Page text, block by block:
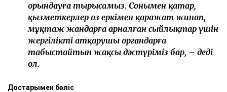
орындауға тырысамыз. Сонымен қатар,
қызметкерлер өз еркімен қаражат жинап,
мұқтаж жандарға арналған сыйлықтар үшін
жергілікті атқарушы органдарға
табыстайтын жақсы дәстүріміз бар, – деді
ол.
Достарыңмен бөліс